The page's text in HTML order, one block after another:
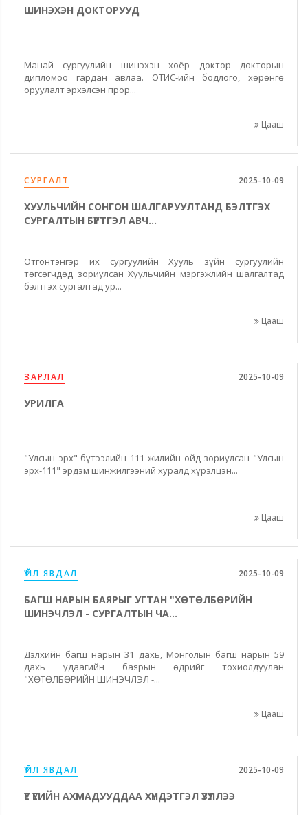
ШИНЭХЭН ДОКТОРУУД
Манай сургуулийн шинэхэн хоёр доктор докторын
дипломоо гардан авлаа. ОТИС-ийн бодлого, хөрөнгө
оруулалт эрхэлсэн прор...
Цааш
СУРГАЛТ 2025-10-09
ХУУЛЬЧИЙН СОНГОН ШАЛГАРУУЛТАНД БЭЛТГЭХ
СУРГАЛТЫН БҮРТГЭЛ АВЧ...
Отгонтэнгэр их сургуулийн Хууль зүйн сургуулийн
төгсөгчдөд зориулсан Хуульчийн мэргэжлийн шалгалтад
бэлтгэх сургалтад ур...
Цааш
ЗАРЛАЛ 2025-10-09
УРИЛГА
"Улсын эрх" бүтээлийн 111 жилийн ойд зориулсан "Улсын
эрх-111" эрдэм шинжилгээний хуралд хүрэлцэн...
Цааш
ҮЙЛ ЯВДАЛ 2025-10-09
БАГШ НАРЫН БАЯРЫГ УГТАН "ХӨТӨЛБӨРИЙН
ШИНЭЧЛЭЛ - СУРГАЛТЫН ЧА...
Дэлхийн багш нарын 31 дахь, Монголын багш нарын 59
дахь удаагийн баярын өдрийг тохиолдуулан
"ХӨТӨЛБӨРИЙН ШИНЭЧЛЭЛ -...
Цааш
ҮЙЛ ЯВДАЛ 2025-10-09
ҮЕ ҮЕИЙН АХМАДУУДДАА ХҮНДЭТГЭЛ ҮЗҮҮЛЛЭЭ